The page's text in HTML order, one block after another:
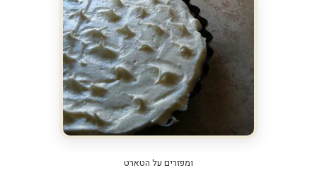
ומפזרים על הטארט